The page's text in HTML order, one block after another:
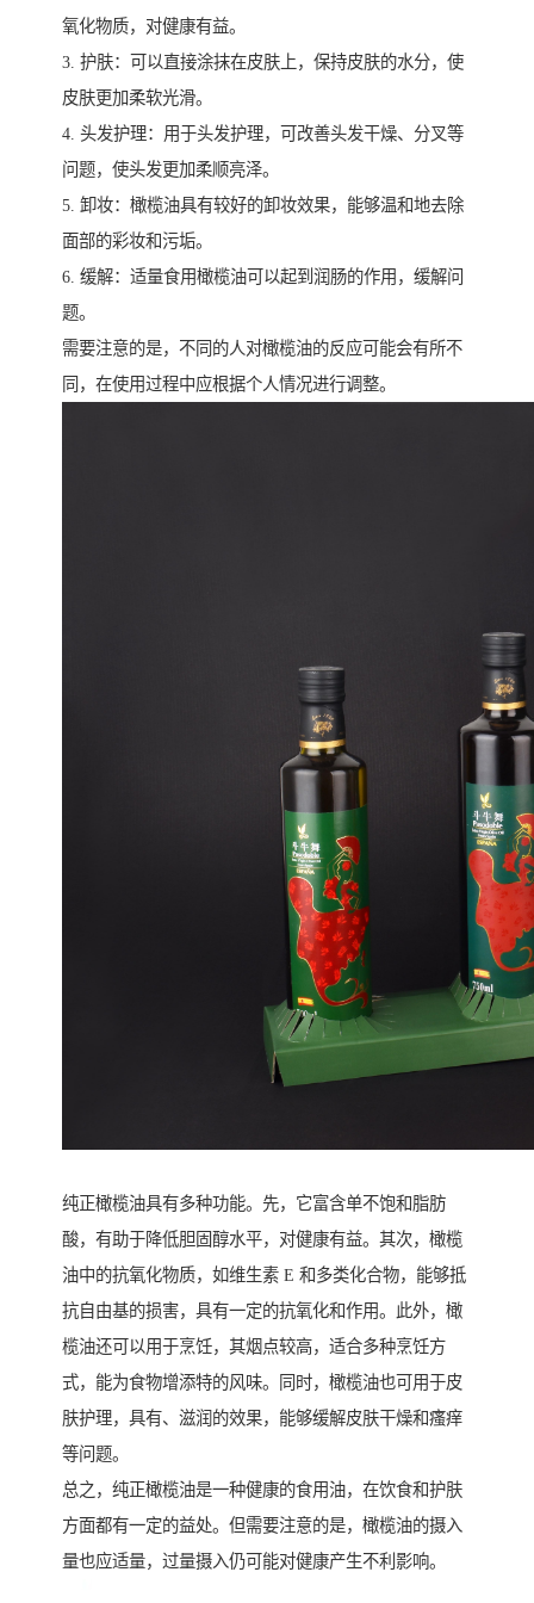
氧化物质，对健康有益。
3. 护肤：可以直接涂抹在皮肤上，保持皮肤的水分，使
皮肤更加柔软光滑。
4. 头发护理：用于头发护理，可改善头发干燥、分叉等
问题，使头发更加柔顺亮泽。
5. 卸妆：橄榄油具有较好的卸妆效果，能够温和地去除
面部的彩妆和污垢。
6. 缓解：适量食用橄榄油可以起到润肠的作用，缓解问
题。
需要注意的是，不同的人对橄榄油的反应可能会有所不
同，在使用过程中应根据个人情况进行调整。
纯正橄榄油具有多种功能。先，它富含单不饱和脂肪
酸，有助于降低胆固醇水平，对健康有益。其次，橄榄
油中的抗氧化物质，如维生素 E 和多类化合物，能够抵
抗自由基的损害，具有一定的抗氧化和作用。此外，橄
榄油还可以用于烹饪，其烟点较高，适合多种烹饪方
式，能为食物增添特的风味。同时，橄榄油也可用于皮
肤护理，具有、滋润的效果，能够缓解皮肤干燥和瘙痒
等问题。
总之，纯正橄榄油是一种健康的食用油，在饮食和护肤
方面都有一定的益处。但需要注意的是，橄榄油的摄入
量也应适量，过量摄入仍可能对健康产生不利影响。